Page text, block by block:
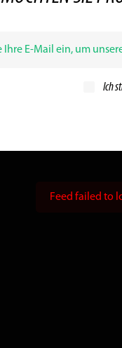
Ich
Feed failed to